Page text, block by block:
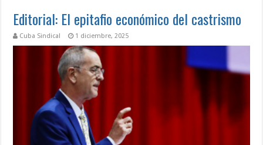
Editorial: El epitafio económico del castrismo
Cuba Sindical 1 diciembre, 2025